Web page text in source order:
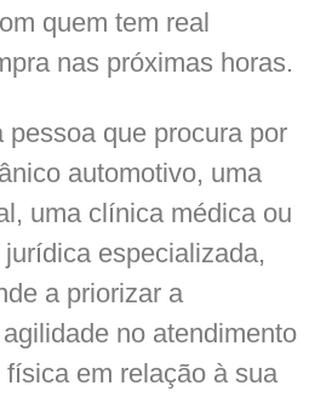
quem tem real
nas próximas horas.
pessoa que procura por
automotivo, uma
uma clínica médica ou
especializada,
a priorizar a
no atendimento
em relação à sua